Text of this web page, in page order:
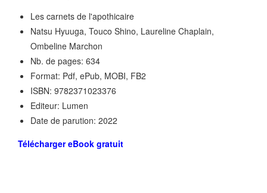
Les carnets de l'apothicaire
Natsu Hyuuga, Touco Shino, Laureline Chaplain,
Ombeline Marchon
Nb. de pages: 634
Format: Pdf, ePub, MOBI, FB2
ISBN: 9782371023376
Editeur: Lumen
Date de parution: 2022
Télécharger eBook gratuit